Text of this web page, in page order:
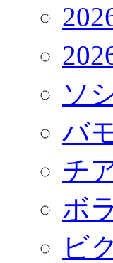
ソ
バ
チ
ボ
ビ